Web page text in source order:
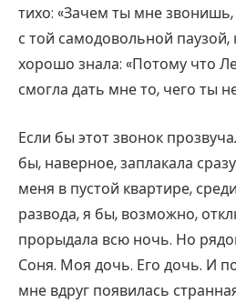
тихо: «Зачем ты мне
с той самодовольной
хорошо знала: «Потому что
смогла дать мне то, чего ты
Если бы этот звонок
бы, наверное, заплакала
меня в пустой квартире,
развода, я бы, возможно,
прорыдала всю ночь. Но
Соня. Моя дочь. Его дочь. И
мне вдруг появилась